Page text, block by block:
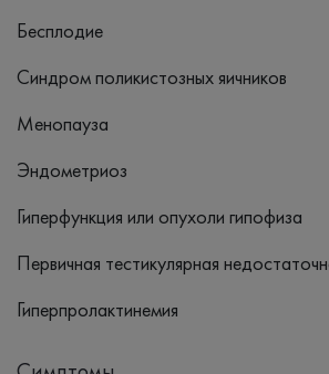
Бесплодие
Синдром поликистозных яичников
Менопауза
Эндометриоз
Гиперфункция или опухоли гипофиза
Первичная тестикулярная
Гиперпролактинемия